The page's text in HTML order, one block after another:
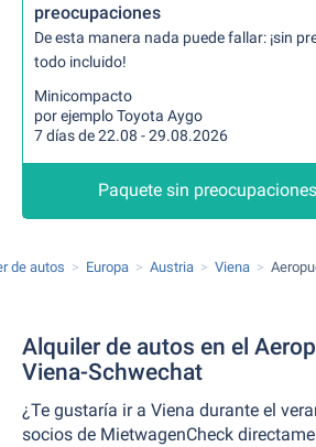
preocupaciones
De esta manera nada puede fallar: ¡sin
todo incluido!
Minicompacto
por ejemplo Toyota Aygo
7 días de 22.08 - 29.08.2026
Paquete sin
de autos Europa Austria Viena
Alquiler de autos en el
Viena-Schwechat
¿Te gustaría ir a Viena durante el
socios de MietwagenCheck